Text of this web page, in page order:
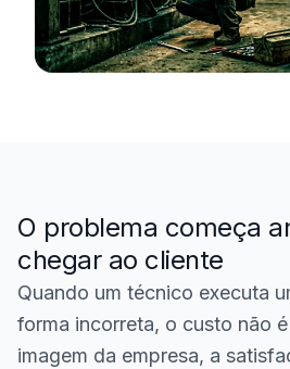
O problema começa
chegar ao cliente
Quando um técnico executa
forma incorreta, o custo não
imagem da empresa, a